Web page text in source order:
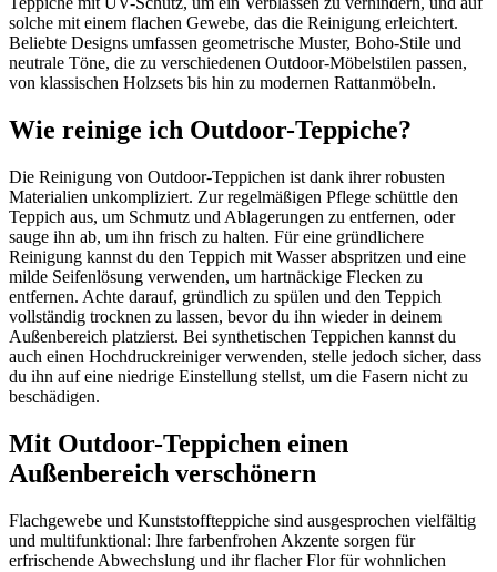
solche mit einem flachen Gewebe, das die Reinigung erleichtert.
Beliebte Designs umfassen geometrische Muster, Boho-Stile und
neutrale Töne, die zu verschiedenen Outdoor-Möbelstilen passen,
von klassischen Holzsets bis hin zu modernen Rattanmöbeln.
Wie reinige ich Outdoor-Teppiche?
Die Reinigung von Outdoor-Teppichen ist dank ihrer robusten
Materialien unkompliziert. Zur regelmäßigen Pflege schüttle den
Teppich aus, um Schmutz und Ablagerungen zu entfernen, oder
sauge ihn ab, um ihn frisch zu halten. Für eine gründlichere
Reinigung kannst du den Teppich mit Wasser abspritzen und eine
milde Seifenlösung verwenden, um hartnäckige Flecken zu
entfernen. Achte darauf, gründlich zu spülen und den Teppich
vollständig trocknen zu lassen, bevor du ihn wieder in deinem
Außenbereich platzierst. Bei synthetischen Teppichen kannst du
auch einen Hochdruckreiniger verwenden, stelle jedoch sicher, dass
du ihn auf eine niedrige Einstellung stellst, um die Fasern nicht zu
beschädigen.
Mit Outdoor-Teppichen einen
Außenbereich verschönern
Flachgewebe und Kunststoffteppiche sind ausgesprochen vielfältig
und multifunktional: Ihre farbenfrohen Akzente sorgen für
erfrischende Abwechslung und ihr flacher Flor für wohnlichen